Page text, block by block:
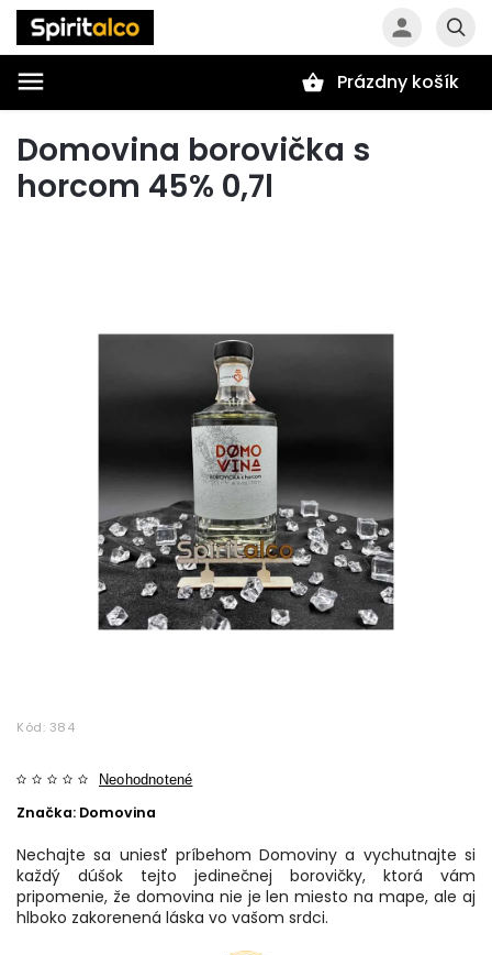
Prázdny košík
Domovina borovička s
horcom 45% 0,7l
Kód: 384
Neohodnotené
Značka: Domovina
Nechajte sa uniesť príbehom Domoviny a vychutnajte si
každý dúšok tejto jedinečnej borovičky, ktorá vám
pripomenie, že domovina nie je len miesto na mape, ale aj
hlboko zakorenená láska vo vašom srdci.